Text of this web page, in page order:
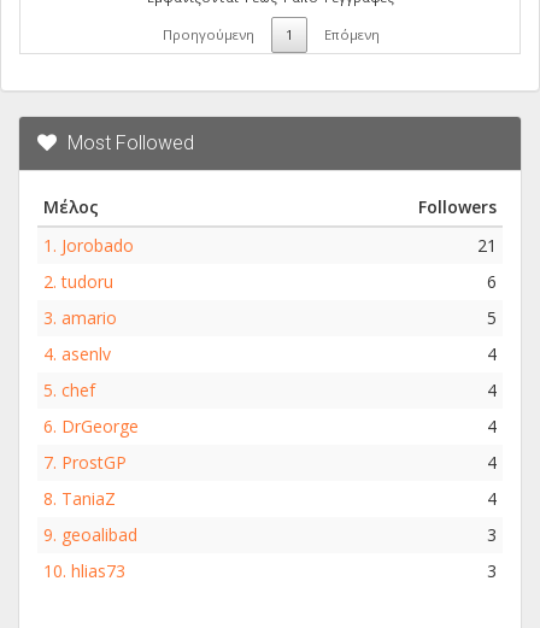
Προηγούμενη 1 Επόμενη
Most Followed
Μέλος
Followers
1. Jorobado
21
2.tudoru
6
3. amario
5
4. asenlv
4
5. chef
4
6. DrGeorge
4
7. ProstGP
4
8. TaniaZ
4
9. geoalibad
3
10. hlias73 3